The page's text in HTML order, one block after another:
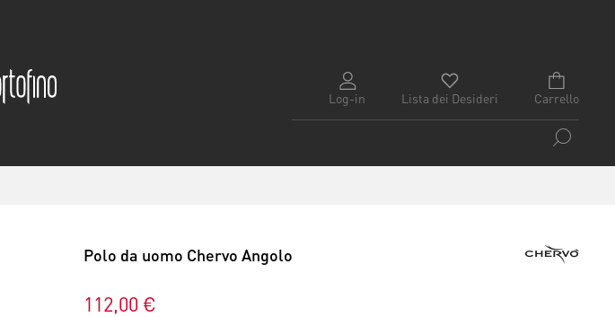
Log-in Carrello
Lista dei Desideri
Polo da uomo Chervo Angolo
112,00 €